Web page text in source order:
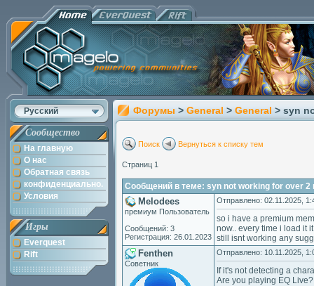
Русский
Сообщество
На главную
О нас
Обратная связь
конфиденциально.
Условия
Игры
Everquest
Rift
Форумы > General > General > syn
Поиск Вернуться к списку тем
Страниц 1
Сообщений в теме: syn not working for over 2
Melodees
премиум Пользователь
Сообщений: 3
Регистрация: 26.01.2023
Отправлено: 02.11.2025,
so i have a premium
now.. every time i load it
still isnt working any
Fenthen
Советник
Отправлено: 10.11.2025,
If it's not detecting a
Are you playing EQ